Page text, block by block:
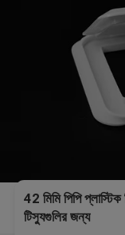
42 মিমি পিপি
টিস্যুগুলির জন্য